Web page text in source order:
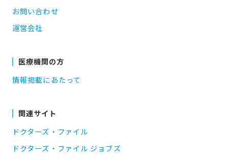
お問い合わせ
運営会社
医療機関の方
情報掲載にあたって
関連サイト
ドクターズ・ファイル
ドクターズ・ファイル ジョブズ